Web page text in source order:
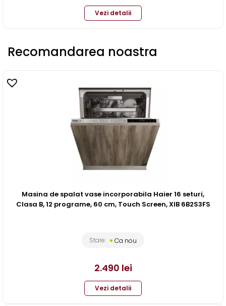
Vezi detalii
Recomandarea noastra
Masina de spalat vase incorporabila Haier 16 seturi,
Clasa B, 12 programe, 60 cm, Touch Screen, XIB 6B2S3FS
Stare: Ca nou
2.490 lei
Vezi detalii